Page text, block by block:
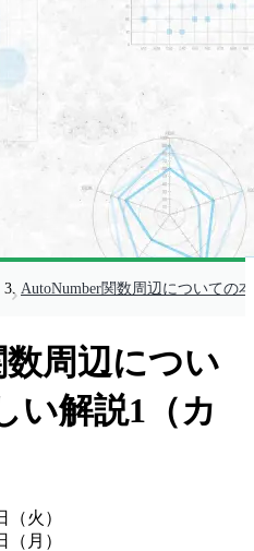
AutoNumber関数周辺についての
周辺につい
い解説1（カ
（火）
（月）